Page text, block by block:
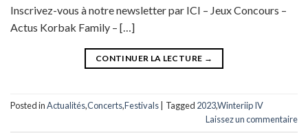
Inscrivez-vous à notre newsletter par ICI – Jeux Concours –
Actus Korbak Family – […]
CONTINUER LA LECTURE →
Posted inActualités,Concerts,Festivals Tagged 2023,Winteriip IV
Laissez un commentaire